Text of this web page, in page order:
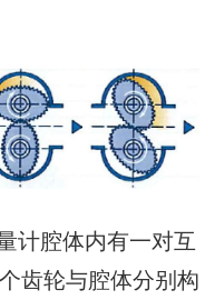
腔体内有一对互
齿轮与腔体分别构